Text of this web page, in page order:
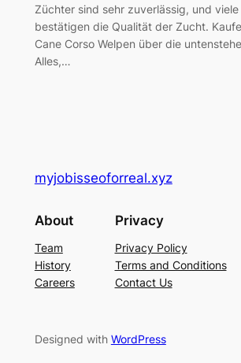
Züchter sind sehr zuverlässig, und viele
bestätigen die Qualität der Zucht.
Cane Corso Welpen über die
Alles,…
myjobisseoforreal.xyz
About
Team
History
Careers
Privacy
Privacy Policy
Terms and Conditions
Contact Us
Designed with WordPress